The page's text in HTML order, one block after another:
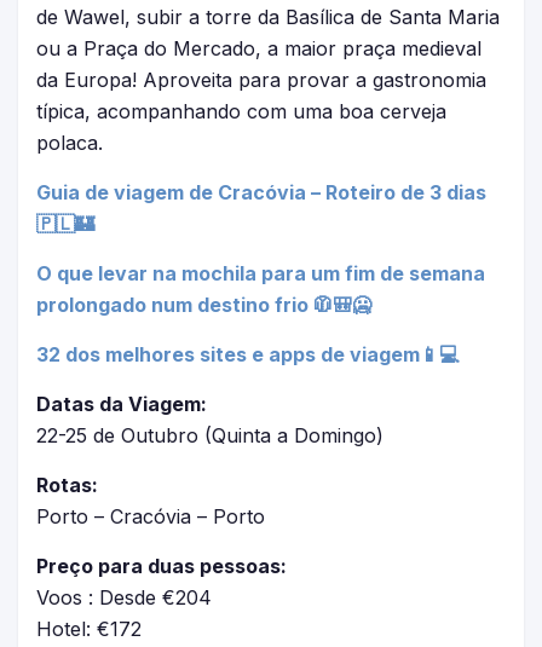
de Wawel, subir a torre da Basílica de Santa Maria
ou a Praça do Mercado, a maior praça medieval
da Europa! Aproveita para provar a gastronomia
típica, acompanhando com uma boa cerveja
polaca.
Guia de viagem de Cracóvia – Roteiro de 3 dias
🇵🇱🏰
O que levar na mochila para um fim de semana
prolongado num destino frio 🧥🎒🥶
32 dos melhores sites e apps de viagem📱💻
Datas da Viagem:
22-25 de Outubro (Quinta a Domingo)
Rotas:
Porto – Cracóvia – Porto
Preço para duas pessoas:
Voos : Desde €204
Hotel: €172